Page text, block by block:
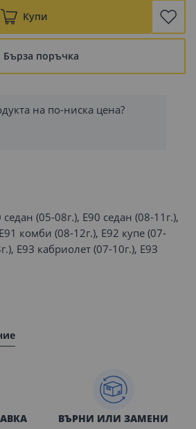
Купи
Бърза поръчка
на по-ниска цена?
седан (05-08г.), E90 седан (08-11г.),
комби (08-12г.), E92 купе (07-
E9З кабриолет (07-10г.), E9З
ВЪРНИ ИЛИ ЗАМЕНИ